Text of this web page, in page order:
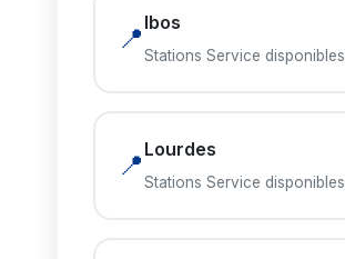
📍 Ibos
Stations Service disponibles
📍 Lourdes
Stations Service disponibles